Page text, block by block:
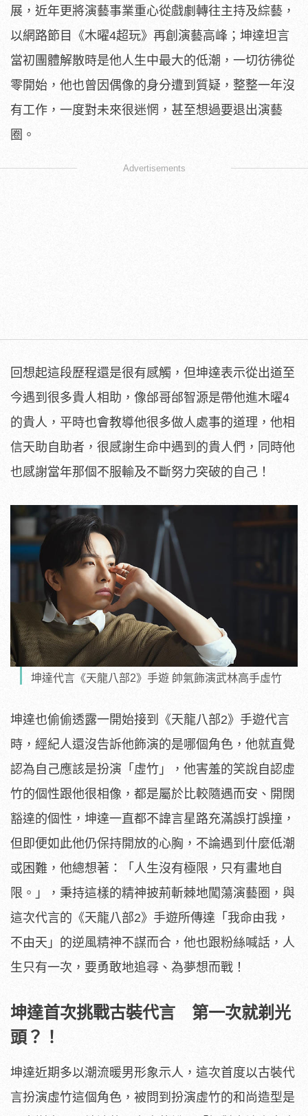
展，近年更將演藝事業重心從戲劇轉往主持及綜藝，
以網路節目《木曜4超玩》再創演藝高峰；坤達坦言
當初團體解散時是他人生中最大的低潮，一切彷彿從
零開始，他也曾因偶像的身分遭到質疑，整整一年沒
有工作，一度對未來很迷惘，甚至想過要退出演藝
圈。
Advertisements
回想起這段歷程還是很有感觸，但坤達表示從出道至
今遇到很多貴人相助，像邰哥邰智源是帶他進木曜4
的貴人，平時也會教導他很多做人處事的道理，他相
信天助自助者，很感謝生命中遇到的貴人們，同時他
也感謝當年那個不服輸及不斷努力突破的自己！
坤達代言《天龍八部2》手遊 帥氣飾演武林高手虛竹
坤達也偷偷透露一開始接到《天龍八部2》手遊代言
時，經紀人還沒告訴他飾演的是哪個角色，他就直覺
認為自己應該是扮演「虛竹」，他害羞的笑說自認虛
竹的個性跟他很相像，都是屬於比較隨遇而安、開闊
豁達的個性，坤達一直都不諱言星路充滿誤打誤撞，
但即便如此他仍保持開放的心胸，不論遇到什麼低潮
或困難，他總想著：「人生沒有極限，只有畫地自
限。」，秉持這樣的精神披荊斬棘地闖蕩演藝圈，與
這次代言的《天龍八部2》手遊所傳達「我命由我，
不由天」的逆風精神不謀而合，他也跟粉絲喊話，人
生只有一次，要勇敢地追尋、為夢想而戰！
坤達首次挑戰古裝代言 第一次就剃光
頭？！
坤達近期多以潮流暖男形象示人，這次首度以古裝代
言扮演虛竹這個角色，被問到扮演虛竹的和尚造型是